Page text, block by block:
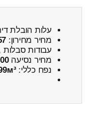
עלות הובלת
מחיר מחירון:
עבודות סבלות
מחיר נסיעה
נפח כללי: